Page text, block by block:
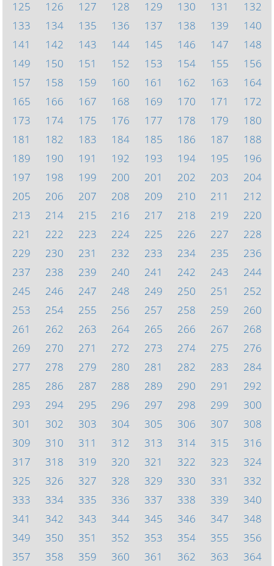
125
126 127 128 129 130 131
132
133
134 135 136 137 138 139
140
141
142 143 144 145 146 147
148
149
150 151 152 153 154 155
156
157
158 159 160 161 162 163
164
165
166 167 168 169 170 171
172
173
174 175 176 177 178 179
180
181
182 183 184 185 186 187
188
189
190 191 192 193 194 195
196
197
198 199 200 201 202 203
204
205
206 207 208 209 210 211
212
213
214 215 216 217 218 219
220
221
222 223 224 225 226 227
228
229
230 231 232 233 234 235
236
237
238 239 240 241 242 243
244
245
246 247 248 249 250 251
252
253
254 255 256 257 258 259
260
261
262 263 264 265 266 267
268
269
270 271 272 273 274 275
276
277
278 279 280 281 282 283
284
285
286 287 288 289 290 291
292
293
294 295 296 297 298 299
300
301
302 303 304 305 306 307
308
309
310 311 312 313 314 315
316
317
318 319 320 321 322 323
324
325
326 327 328 329 330 331
332
333
334 335 336 337 338 339
340
341
342 343 344 345 346 347
348
349
350 351 352 353 354 355
356
357
358 359 360 361 362 363 364